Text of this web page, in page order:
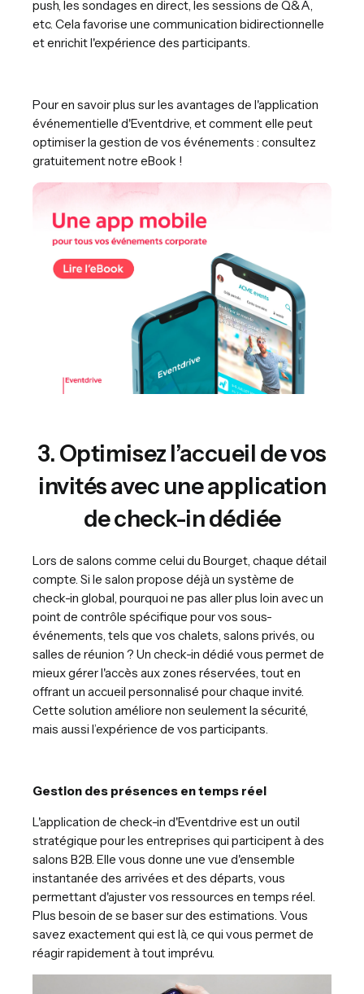
push, les sondages en direct, les sessions de Q&A,
etc. Cela favorise une communication bidirectionnelle
et enrichit l'expérience des participants.
Pour en savoir plus sur les avantages de l'application
événementielle d'Eventdrive, et comment elle peut
optimiser la gestion de vos événements : consultez
gratuitement notre eBook !
3. Optimisez l’accueil de vos
invités avec une application
de check-in dédiée
Lors de salons comme celui du Bourget, chaque détail
compte. Si le salon propose déjà un système de
check-in global, pourquoi ne pas aller plus loin avec un
point de contrôle spécifique pour vos sous-
événements, tels que vos chalets, salons privés, ou
salles de réunion ? Un check-in dédié vous permet de
mieux gérer l'accès aux zones réservées, tout en
offrant un accueil personnalisé pour chaque invité.
Cette solution améliore non seulement la sécurité,
mais aussi l’expérience de vos participants.
Gestion des présences en temps réel
L'application de check-in d'Eventdrive est un outil
stratégique pour les entreprises qui participent à des
salons B2B. Elle vous donne une vue d'ensemble
instantanée des arrivées et des départs, vous
permettant d'ajuster vos ressources en temps réel.
Plus besoin de se baser sur des estimations. Vous
savez exactement qui est là, ce qui vous permet de
réagir rapidement à tout imprévu.